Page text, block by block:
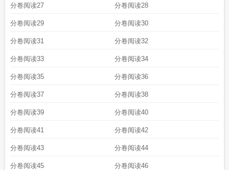
分卷阅读27 分卷阅读28
分卷阅读29 分卷阅读30
分卷阅读31 分卷阅读32
分卷阅读33 分卷阅读34
分卷阅读35 分卷阅读36
分卷阅读37 分卷阅读38
分卷阅读39 分卷阅读40
分卷阅读41 分卷阅读42
分卷阅读43 分卷阅读44
分卷阅读45 分卷阅读46